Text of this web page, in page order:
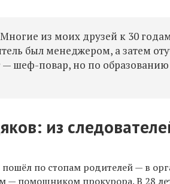
из моих друзей к 30
был менеджером, а затем
шеф-повар, но по образованию
из
пошёл по стопам родителей — в
— помощником прокурора. В 28